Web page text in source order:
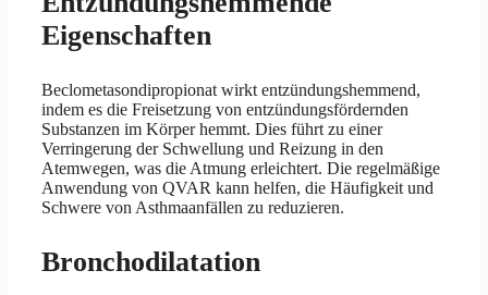
Eigenschaften
Beclometasondipropionat wirkt entzündungshemmend,
indem es die Freisetzung von entzündungsfördernden
Substanzen im Körper hemmt. Dies führt zu einer
Verringerung der Schwellung und Reizung in den
Atemwegen, was die Atmung erleichtert. Die regelmäßige
Anwendung von QVAR kann helfen, die Häufigkeit und
Schwere von Asthmaanfällen zu reduzieren.
Bronchodilatation